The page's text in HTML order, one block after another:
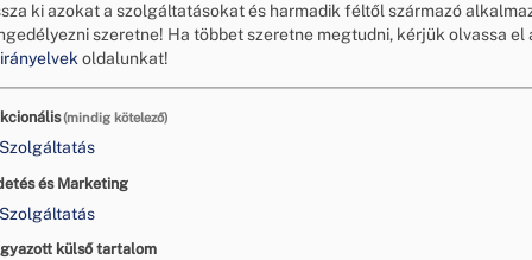
Jogi
mellett a kamara közeljövőben új
Tanácsadás célja a KKV-k támogatása - kifejezetten és
kapcsán.
és Iparkamara
15
ki azokat a szolgáltatásokat és harmadik féltől származó
szeretne! Ha többet szeretne megtudni, kérjük olvassa el
oldalunkat!
(mindig kötelező)
Szolgáltatás
és Marketing
Szolgáltatás
külső tartalom